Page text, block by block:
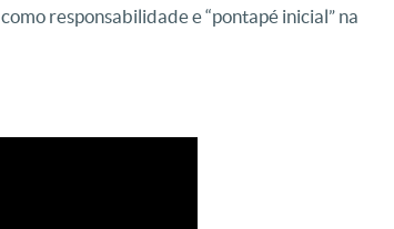
responsabilidade e “pontapé inicial” na